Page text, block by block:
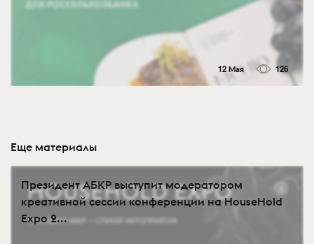
12 Мая 126
Еще материалы
Президент АБКР выступит модератором
креативной сессии конференции на HouseHold
Expo 2...